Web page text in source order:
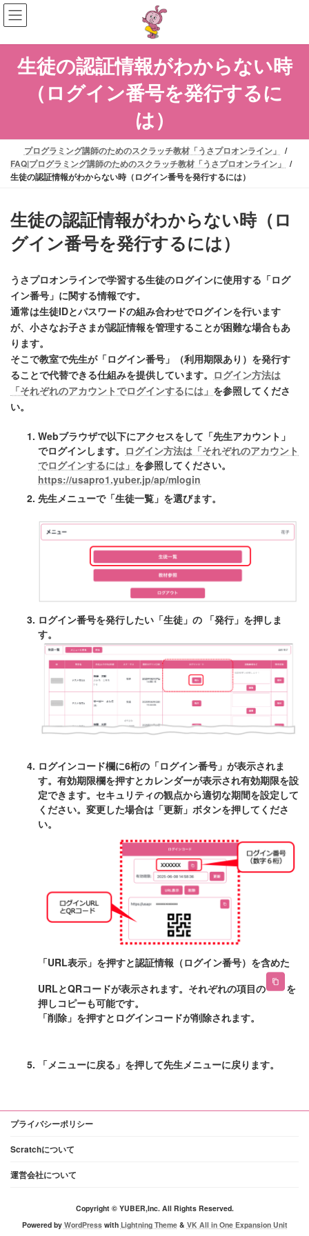
コ
ン
プ
ナ
ビ
動
生徒の認証情報がわからない時
（ログイン番号を発行するに
は）
プログラミング講師のためのスクラッチ教材「うさプロオンライン」
FAQ|プログラミング講師のためのスクラッチ教材「うさプロオンライン」
生徒の認証情報がわからない時（ログイン番号を発行するには）
生徒の認証情報がわからない時（ロ
グイン番号を発行するには）
うさプロオンラインで学習する生徒のログインに使用する「ログ
イン番号」に関する情報です。
通常は生徒IDとパスワードの組み合わせでログインを行います
が、小さなお子さまが認証情報を管理することが困難な場合もあ
ります。
そこで教室で先生が「ログイン番号」（利用期限あり）を発行す
ることで代替できる仕組みを提供しています。 ログイン方法は
「それぞれのアカウントでログインするには」 を参照してくださ
い。
Webブラウザで以下にアクセスをして「先生アカウント」
でログインします。 ログイン方法は「それぞれのアカウント
でログインするには」 を参照してください。
https://usapro1.yuber.jp/ap/mlogin
先生メニューで「生徒一覧」を選びます。
ログイン番号を発行したい「生徒」の 「発行」を押しま
す。
ログインコード欄に6桁の「ログイン番号」が表示されま
す。有効期限欄を押すとカレンダーが表示され有効期限を設
定できます。セキュリティの観点から適切な期間を設定して
ください。変更した場合は「更新」ボタンを押してくださ
い。
「URL表示」を押すと認証情報（ログイン番号）を含めた
URLとQRコードが表示されます。それぞれの項目の
を
押しコピーも可能です。
「削除」を押すとログインコードが削除されます。
「メニューに戻る」を押して先生メニューに戻ります。
プライバシーポリシー
Scratchについて
運営会社について
Copyright © YUBER,Inc. All Rights Reserved.
Powered by WordPresswith Lightning Theme& VK All in One Expansion Unit